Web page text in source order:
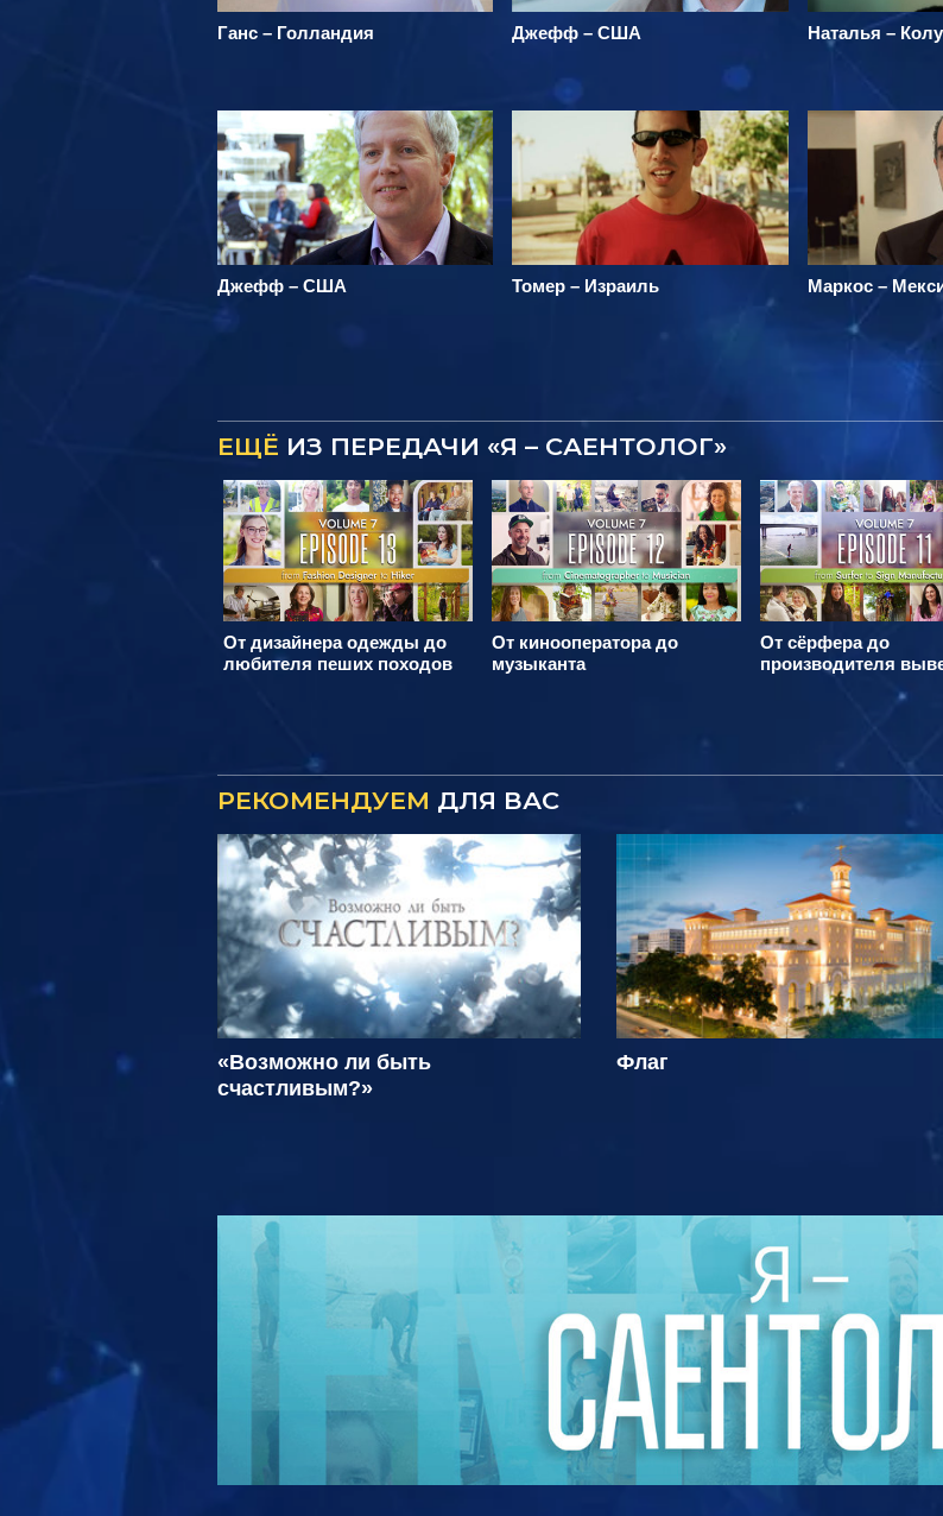
Ганс – Голландия Джефф – США Наталья –
Джефф – США Томер – Израиль Маркос –
ЕЩЁ ИЗ ПЕРЕДАЧИ «Я – САЕНТОЛОГ»
От дизайнера одежды до
любителя пеших походов
От кинооператора до
музыканта
От сёрфера до
производителя
РЕКОМЕНДУЕМ ДЛЯ ВАС
«Возможно ли быть
счастливым?»
Флаг